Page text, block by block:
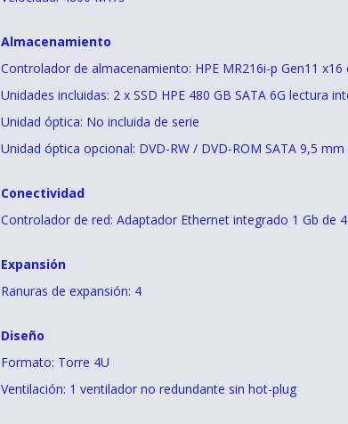
Almacenamiento
Controlador de almacenamiento: HPE MR216i-p Gen11 x16
Unidades incluidas: 2 x SSD HPE 480 GB SATA 6G lectura
Unidad óptica: No incluida de serie
Unidad óptica opcional: DVD-RW / DVD-ROM SATA 9,5 mm
Conectividad
Controlador de red: Adaptador Ethernet integrado 1 Gb de
Expansión
Ranuras de expansión: 4
Diseño
Formato: Torre 4U
Ventilación: 1 ventilador no redundante sin hot-plug